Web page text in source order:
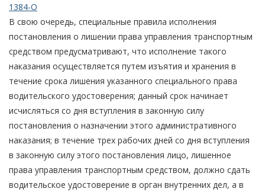
1384-О
В свою очередь, специальные правила исполнения
постановления о лишении права управления транспортным
средством предусматривают, что исполнение такого
наказания осуществляется путем изъятия и хранения в
течение срока лишения указанного специального права
водительского удостоверения; данный срок начинает
исчисляться со дня вступления в законную силу
постановления о назначении этого административного
наказания; в течение трех рабочих дней со дня вступления
в законную силу этого постановления лицо, лишенное
права управления транспортным средством, должно сдать
водительское удостоверение в орган внутренних дел, а в